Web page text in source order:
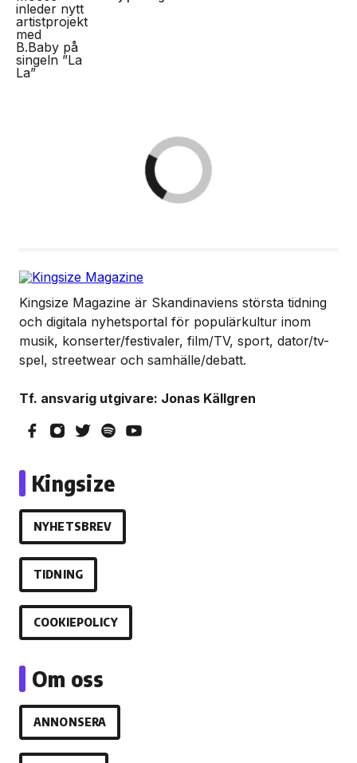
Kingsize Magazine är Skandinaviens största tidning
och digitala nyhetsportal för populärkultur inom
musik, konserter/festivaler, film/TV, sport, dator/tv-
spel, streetwear och samhälle/debatt.
Tf. ansvarig utgivare: Jonas Källgren
Kingsize
NYHETSBREV
TIDNING
COOKIEPOLICY
Om oss
ANNONSERA